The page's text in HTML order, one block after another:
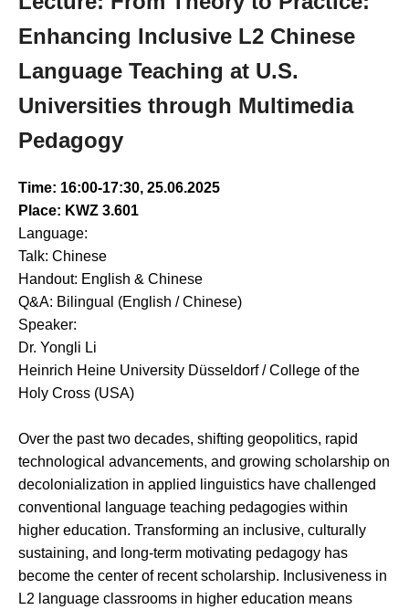
Enhancing Inclusive L2 Chinese
Language Teaching at U.S.
Universities through Multimedia
Pedagogy
Time: 16:00-17:30, 25.06.2025
Place: KWZ 3.601
Language:
Talk: Chinese
Handout: English & Chinese
Q&A: Bilingual (English / Chinese)
Speaker:
Dr. Yongli Li
Heinrich Heine University Düsseldorf / College of the
Holy Cross (USA)
Over the past two decades, shifting geopolitics, rapid
technological advancements, and growing scholarship on
decolonialization in applied linguistics have challenged
conventional language teaching pedagogies within
higher education. Transforming an inclusive, culturally
sustaining, and long-term motivating pedagogy has
become the center of recent scholarship. Inclusiveness in
L2 language classrooms in higher education means